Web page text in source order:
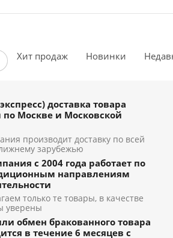
Хит продаж Новинки
доставка товара
по Москве и Московской
производит доставку по всей
зарубежью
с 2004 года работает по
направлениям
только те товары, в качестве
уверены
обмен бракованного товара
в течение 6 месяцев с